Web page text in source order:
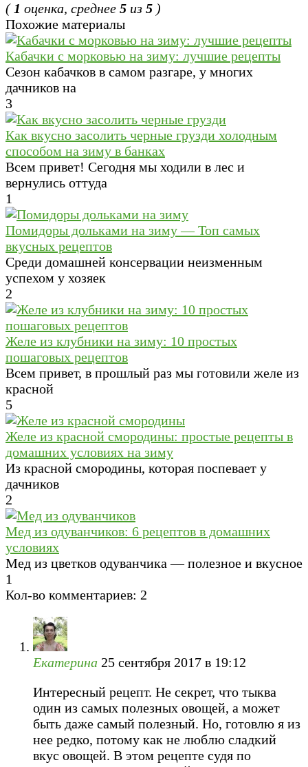
( 1 оценка, среднее 5 из 5 )
Похожие материалы
Кабачки с морковью на зиму: лучшие рецепты
Сезон кабачков в самом разгаре, у многих
дачников на
3
Как вкусно засолить черные грузди холодным
способом на зиму в банках
Всем привет! Сегодня мы ходили в лес и
вернулись оттуда
1
Помидоры дольками на зиму — Топ самых
вкусных рецептов
Среди домашней консервации неизменным
успехом у хозяек
2
Желе из клубники на зиму: 10 простых
пошаговых рецептов
Всем привет, в прошлый раз мы готовили желе из
красной
5
Желе из красной смородины: простые рецепты в
домашних условиях на зиму
Из красной смородины, которая поспевает у
дачников
2
Мед из одуванчиков: 6 рецептов в домашних
условиях
Мед из цветков одуванчика — полезное и вкусное
1
Кол-во комментариев: 2
Екатерина 25 сентября 2017 в 19:12
Интересный рецепт. Не секрет, что тыква
один из самых полезных овощей, а может
быть даже самый полезный. Но, готовлю я из
нее редко, потому как не люблю сладкий
вкус овощей. В этом рецепте судя по